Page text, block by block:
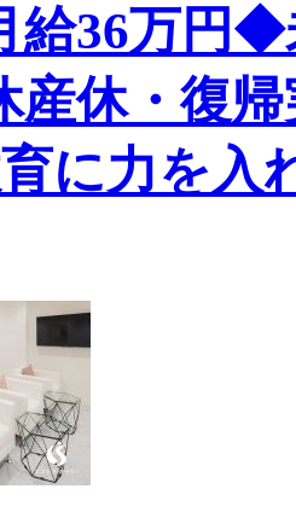
給36万円
休・復
に力を入